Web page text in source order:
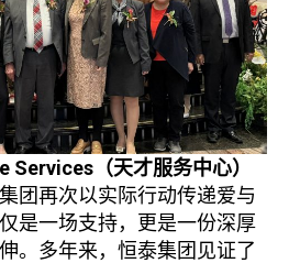
Services（天才服务中心）
团再次以实际行动传递爱与
是一场支持，更是一份深厚
。多年来，恒泰集团见证了